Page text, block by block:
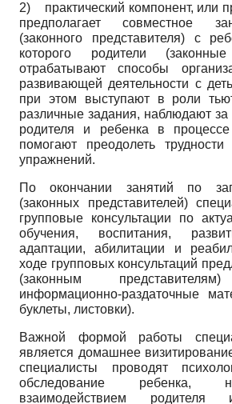
2) практический компонент, или
предполагает совместное
(законного представителя) с
которого родители (законные
отрабатывают способы
развивающей деятельности с
при этом выступают в роли
различные задания, наблюдают
родителя и ребенка в
помогают преодолеть
упражнений.
По окончании занятий по
(законных представителей)
групповые консультации по
обучения, воспитания,
адаптации, абилитации и
ходе групповых консультаций
(законным
информационно-раздаточные
буклеты, листовки).
Важной формой работы
является домашнее
специалисты проводят
обследование ребенка,
взаимодействием